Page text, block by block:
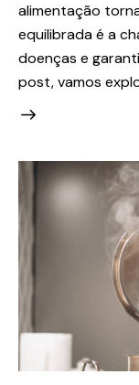
alimentação
equilibrada é a
doenças e
post, vamos